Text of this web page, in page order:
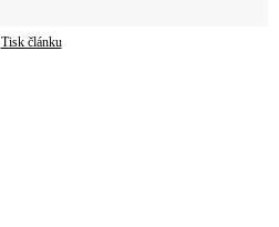
Tisk článku